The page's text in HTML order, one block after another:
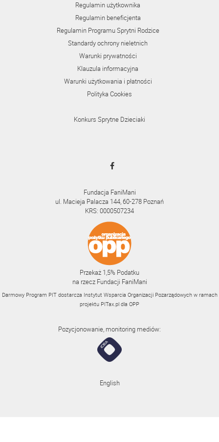
Regulamin użytkownika
Regulamin beneficjenta
Regulamin Programu Sprytni Rodzice
Standardy ochrony nieletnich
Warunki prywatności
Klauzula informacyjna
Warunki użytkowania i płatności
Polityka Cookies
Konkurs Sprytne Dzieciaki
Fundacja FaniMani
ul. Macieja Palacza 144, 60-278 Poznań
KRS: 0000507234
Przekaż 1,5% Podatku
na rzecz Fundacji FaniMani
Darmowy Program PIT dostarcza Instytut Wsparcia Organizacji Pozarządowych w ramach
projektu PITax.pl dla OPP
Pozycjonowanie, monitoring mediów:
English